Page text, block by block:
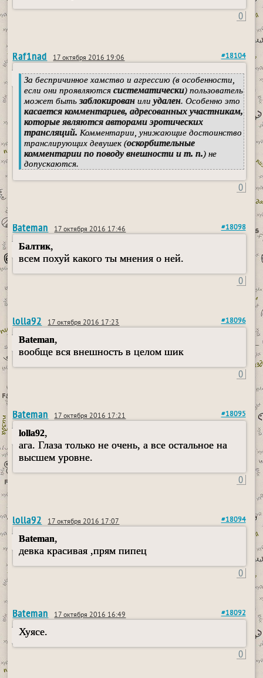
0
Raf1nad 17 октября 2016 19:06 #18104
За беспричинное хамство и агрессию (в особенности,
если они проявляютсясистематически) пользователь
может бытьзаблокирован илиудален. Особенно это
касается комментариев, адресованных участникам,
которые являются авторами эротических
трансляций. Комментарии, унижающие достоинство
транслирующих девушек (оскорбительные
комментарии по поводу внешности и т. п.) не
допускаются.
0
Bateman 17 октября 2016 17:46 #18098
Балтик,
всем похуй какого ты мнения о ней.
0
lolla92 17 октября 2016 17:23 #18096
Bateman,
вообще вся внешность в целом шик
0
Bateman 17 октября 2016 17:21 #18095
lolla92,
ага. Глаза только не очень, а все остальное на
высшем уровне.
0
lolla92 17 октября 2016 17:07 #18094
Bateman,
девка красивая ,прям пипец
0
Bateman 17 октября 2016 16:49 #18092
Хуясе.
0